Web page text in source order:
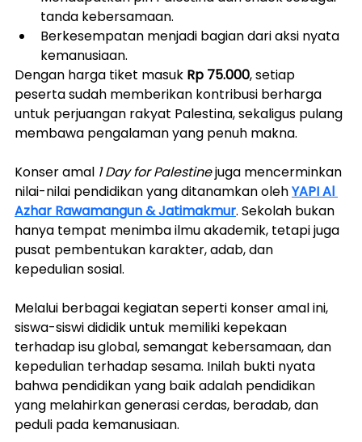
tanda kebersamaan.
Berkesempatan menjadi bagian dari aksi nyata
kemanusiaan.
Dengan harga tiket masuk Rp 75.000, setiap
peserta sudah memberikan kontribusi berharga
untuk perjuangan rakyat Palestina, sekaligus pulang
membawa pengalaman yang penuh makna.
Konser amal 1 Day for Palestine juga mencerminkan
nilai-nilai pendidikan yang ditanamkan oleh YAPI Al
Azhar Rawamangun & Jatimakmur. Sekolah bukan
hanya tempat menimba ilmu akademik, tetapi juga
pusat pembentukan karakter, adab, dan
kepedulian sosial.
Melalui berbagai kegiatan seperti konser amal ini,
siswa-siswi dididik untuk memiliki kepekaan
terhadap isu global, semangat kebersamaan, dan
kepedulian terhadap sesama. Inilah bukti nyata
bahwa pendidikan yang baik adalah pendidikan
yang melahirkan generasi cerdas, beradab, dan
peduli pada kemanusiaan.